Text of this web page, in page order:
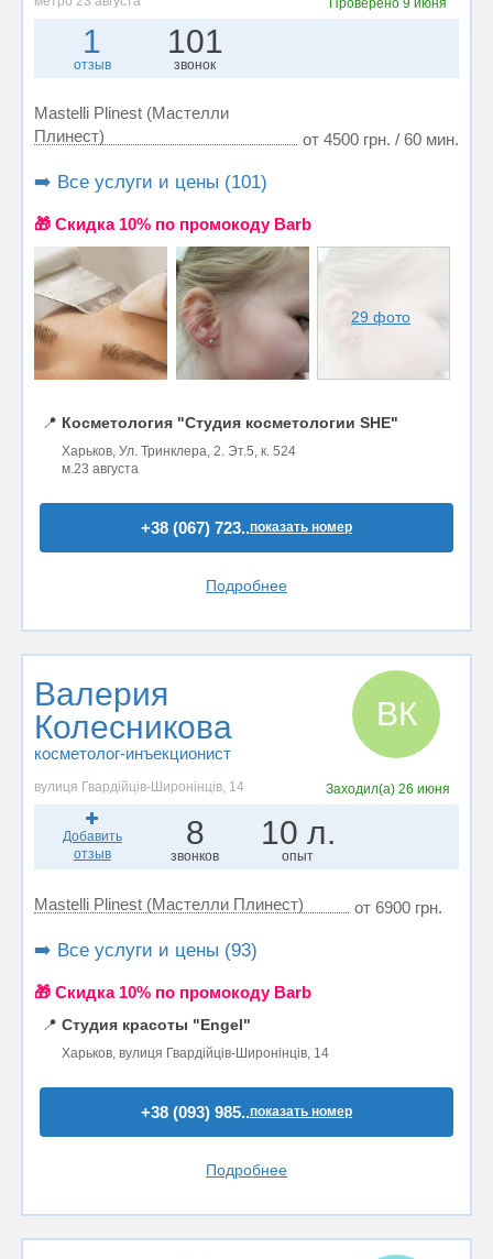
Проверено9 июня
1
отзыв
101
звонок
Mastelli Plinest (Мастелли
Плинест)
от 4500 грн. / 60 мин.
➡️ Все услуги и цены (101)
🎁 Cкидка 10% по промокоду Barb
29 фото
📍 Косметология "Студия косметологии SHE"
Харьков, Ул. Тринклера, 2. Эт.5, к. 524
м.23 августа
+38 (067) 723..показать номер
Подробнее
Валерия
Колесникова
косметолог-инъекционист
ВК
вулиця Гвардійців-Широнінців, 14 Заходил(а)26 июня
Добавить
отзыв
8
звонков
10 л.
опыт
Mastelli Plinest (Мастелли Плинест) от 6900 грн.
➡️ Все услуги и цены (93)
🎁 Cкидка 10% по промокоду Barb
📍 Студия красоты "Engel"
Харьков, вулиця Гвардійців-Широнінців, 14
+38 (093) 985..показать номер
Подробнее